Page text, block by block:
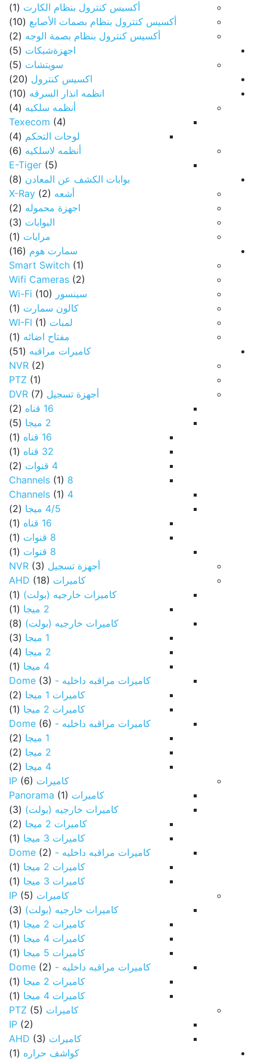
أكسيس كنترول بنظام الكارت (1)
أكسيس كنترول بنظام بصمات الأصابع (10)
أكسيس كنترول بنظام بصمة الوجه (2)
اجهزةشبكات (5)
سويتشات (5)
اكسيس كنترول (20)
انظمه انذار السرقه (10)
أنظمه سلكيه (4)
Texecom (4)
لوحات التحكم (4)
أنظمه لاسلكيه (6)
E-Tiger (5)
بوابات الكشف عن المعادن (8)
أشعه X-Ray (2)
اجهزة محموله (2)
البوابات (3)
مرايات (1)
سمارت هوم (16)
Smart Switch (1)
Wifi Cameras (2)
سينسور Wi-Fi (10)
كالون سمارت (1)
لمبات WI-FI (1)
مفتاح اضائه (1)
كاميرات مراقبه (51)
NVR (2)
PTZ (1)
أجهزة تسجيل DVR (7)
16 قناه
(2)
2 ميجا
(5)
16 قناه
(1)
32 قناه
(1)
4 قنوات
(2)
8 Channels
(1)
4 Channels
(1)
4/5 ميجا
(2)
16 قناه
(1)
8 قنوات
(1)
8 قنوات
(1)
أجهزة تسجيل NVR (3)
كاميرات AHD (18)
كاميرات خارجيه (بولت) (1)
2 ميجا
(1)
كاميرات خارجيه (بولت) (8)
1 ميجا
(3)
2 ميجا
(4)
4 ميجا
(1)
كاميرات مراقبه داخليه - Dome (3)
كاميرات 1 ميجا
(2)
كاميرات 2 ميجا
(1)
كاميرات مراقبه داخليه - Dome (6)
1 ميجا
(2)
2 ميجا
(2)
4 ميجا
(2)
كاميرات IP (6)
كاميرات Panorama (1)
كاميرات خارجيه (بولت) (3)
كاميرات 2 ميجا
(2)
كاميرات 3 ميجا
(1)
كاميرات مراقبه داخليه - Dome (2)
كاميرات 2 ميجا
(1)
كاميرات 3 ميجا
(1)
كاميرات IP (5)
كاميرات خارجيه (بولت) (3)
كاميرات 2 ميجا
(1)
كاميرات 4 ميجا
(1)
كاميرات 5 ميجا
(1)
كاميرات مراقبه داخليه - Dome (2)
كاميرات 2 ميجا
(1)
كاميرات 4 ميجا
(1)
كاميرات PTZ (5)
IP (2)
كاميرات AHD (3)
كواشف حراره (1)